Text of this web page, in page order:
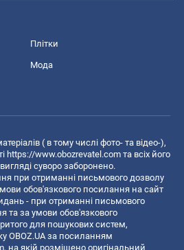
Плітки
Мода
( в тому числі фото- та відео-),
https://www.obozrevatel.com та всіх його
суворо заборонено.
при отриманні письмового дозволу
обов'язкового посилання на сайт
- при отриманні письмового
та за умови обов'язкового
для пошукових систем,
OBOZ.UA за посиланням
, на якій розміщено оригінальний